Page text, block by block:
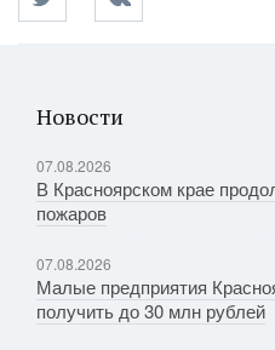
Новости
07.08.2026
В Красноярском крае
пожаров
07.08.2026
Малые предприятия
получить до 30 млн рублей